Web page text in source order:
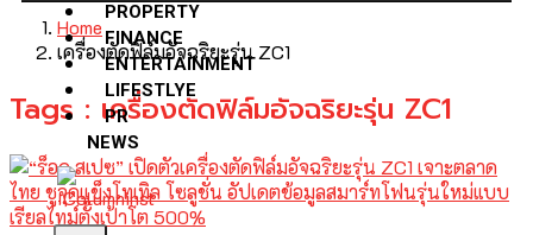
PROPERTY
FINANCE
ENTERTAINMENT
LIFESTLYE
PR
NEWS
Home
เครื่องตัดฟิล์มอัจฉริยะรุ่น ZC1
Tags : เครื่องตัดฟิล์มอัจฉริยะรุ่น ZC1